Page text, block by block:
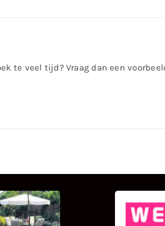
te veel tijd? Vraag dan een